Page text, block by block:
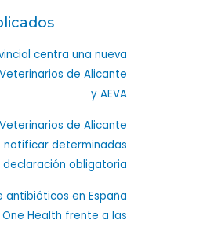
centra una nueva
de Alicante
y AEVA
de Alicante
determinadas
obligatoria
antibióticos en España
Health frente a las